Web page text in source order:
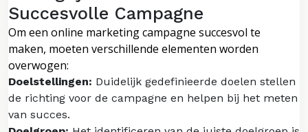
Succesvolle Campagne
Om een online marketing campagne succesvol te
maken, moeten verschillende elementen worden
overwogen:
Doelstellingen: Duidelijk gedefinieerde doelen stellen
de richting voor de campagne en helpen bij het meten
van succes.